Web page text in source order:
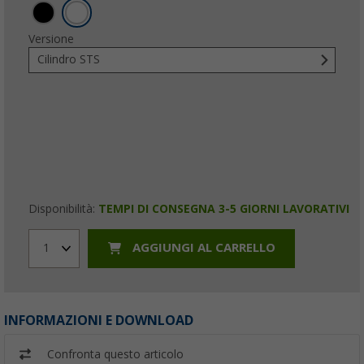
Versione
Cilindro STS
Disponibilità: TEMPI DI CONSEGNA 3-5 GIORNI LAVORATIVI
1 AGGIUNGI AL CARRELLO
INFORMAZIONI E DOWNLOAD
Confronta questo articolo